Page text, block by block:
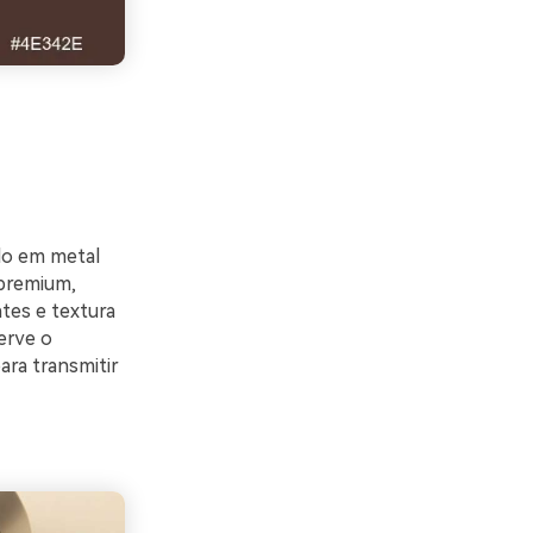
em metal
e textura
o
transmitir